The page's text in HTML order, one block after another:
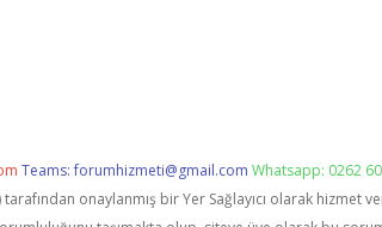
Teams:forumhizmeti@gmail.com Whatsapp: 0262
tarafından onaylanmış bir Yer Sağlayıcı olarak